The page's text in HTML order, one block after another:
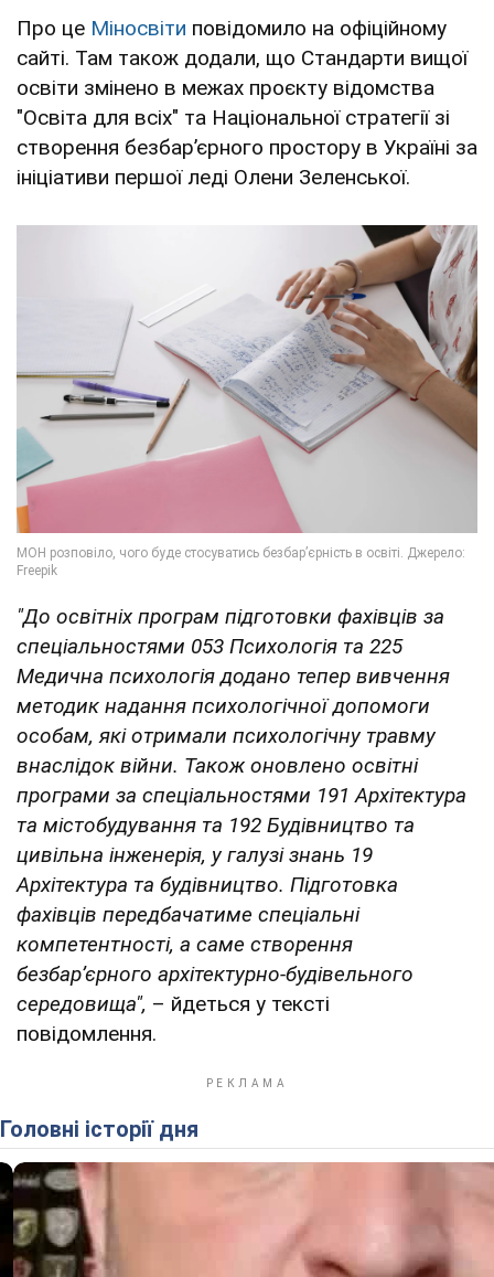
Про це Міносвіти повідомило на офіційному
сайті. Там також додали, що Стандарти вищої
освіти змінено в межах проєкту відомства
"Освіта для всіх" та Національної стратегії зі
створення безбар’єрного простору в Україні за
ініціативи першої леді Олени Зеленської.
"До освітніх програм підготовки фахівців за
спеціальностями 053 Психологія та 225
Медична психологія додано тепер вивчення
методик надання психологічної допомоги
особам, які отримали психологічну травму
внаслідок війни. Також оновлено освітні
програми за спеціальностями 191 Архітектура
та містобудування та 192 Будівництво та
цивільна інженерія, у галузі знань 19
Архітектура та будівництво. Підготовка
фахівців передбачатиме спеціальні
компетентності, а саме створення
безбар’єрного архітектурно-будівельного
середовища", – йдеться у тексті
повідомлення.
Головні історії дня